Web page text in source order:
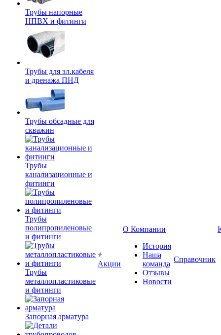
Трубы напорные
НПВХ и фитинги
Трубы для эл.кабеля
и дренажа ПНД
Трубы обсадные для
скважин
Трубы
канализационные и
фитинги
Трубы
полипропиленовые
и фитинги
Трубы
металлопластиковые
и фитинги
Запорная арматура
Акции
О Компании
История
Наша
команда
Отзывы
Новости
Справочник